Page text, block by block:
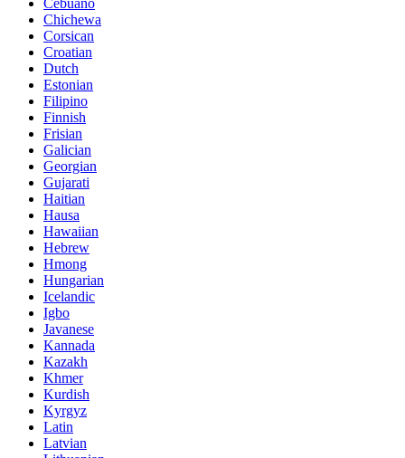
Cebuano
Chichewa
Corsican
Croatian
Dutch
Estonian
Filipino
Finnish
Frisian
Galician
Georgian
Gujarati
Haitian
Hausa
Hawaiian
Hebrew
Hmong
Hungarian
Icelandic
Igbo
Javanese
Kannada
Kazakh
Khmer
Kurdish
Kyrgyz
Latin
Latvian